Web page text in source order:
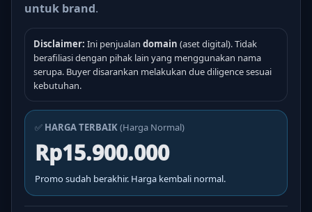
untuk brand.
Disclaimer: Ini penjualan domain (aset digital). Tidak
berafiliasi dengan pihak lain yang menggunakan nama
serupa. Buyer disarankan melakukan due diligence sesuai
kebutuhan.
✅ HARGA TERBAIK(Harga Normal)
Rp15.900.000
Promo sudah berakhir. Harga kembali normal.